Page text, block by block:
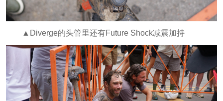
▲Diverge的头管里还有Future Shock减震加持